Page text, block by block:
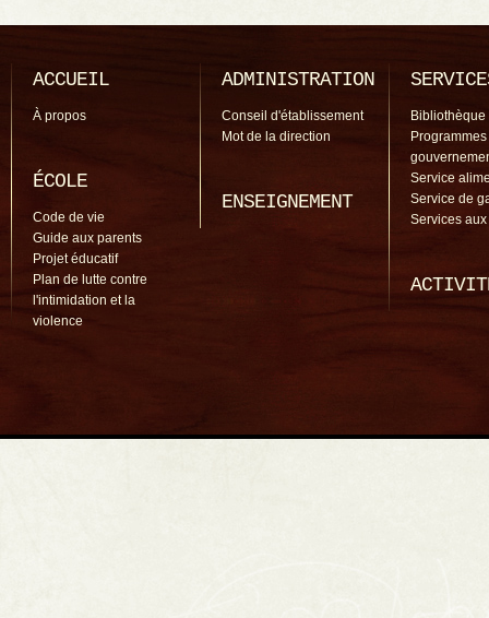
ACCUEIL
À propos
ÉCOLE
Code de vie
Guide aux parents
Projet éducatif
Plan de lutte contre
l'intimidation et la
violence
ADMINISTRATION
Conseil d'établissement
Mot de la direction
ENSEIGNEMENT
Bibliothèque
Programmes
Service
Service de
Services